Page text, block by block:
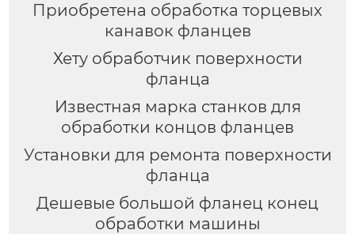
Приобретена обработка торцевых
канавок фланцев
Хету обработчик поверхности
фланца
Известная марка станков для
обработки концов фланцев
Установки для ремонта поверхности
фланца
Дешевые большой фланец конец
обработки машины